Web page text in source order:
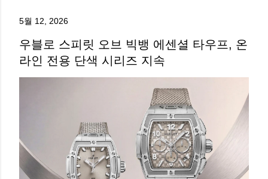
5월 12, 2026
우블로 스피릿 오브 빅뱅 에센셜 타우프, 온
라인 전용 단색 시리즈 지속